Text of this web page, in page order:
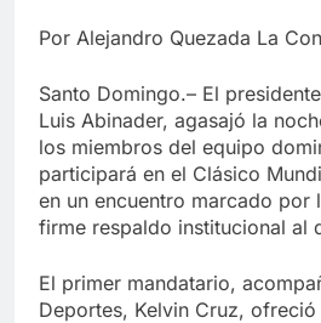
Por Alejandro Quezada La
Santo Domingo.– El
Luis Abinader, agasajó la
los miembros del equipo
participará en el Clásico
en un encuentro marcado por
firme respaldo institucional al
El primer mandatario,
Deportes, Kelvin Cruz,